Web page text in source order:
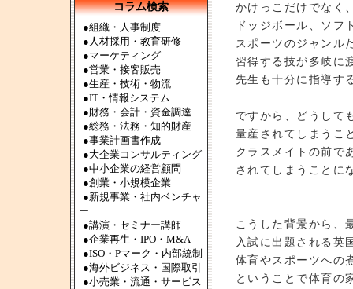
コラム検索
●組織・人事制度
●人材採用・教育研修
●マーケティング
●営業・接客販売
●生産・技術・物流
●IT・情報システム
●財務・会計・資金調達
●総務・法務・知的財産
●事業計画書作成
●大企業コンサルティング
●中小企業の経営顧問
●創業・小規模企業
●新規事業・社内ベンチャ
ー
●講演・セミナー講師
●企業再生・IPO・M&A
●ISO・Pマーク・内部統制
●海外ビジネス・国際取引
●小売業・流通・サービス
かけっこだけでなく
ドッジボール、ソフ
スポーツのジャンル
習得する技が多岐に
先生も十分に指導す
ですから、どうして
量産されてしまうこ
クラスメイトの前で
されてしまうことに
こうした背景から、
入試に出題される英
体育やスポーツへの
ということで体育の